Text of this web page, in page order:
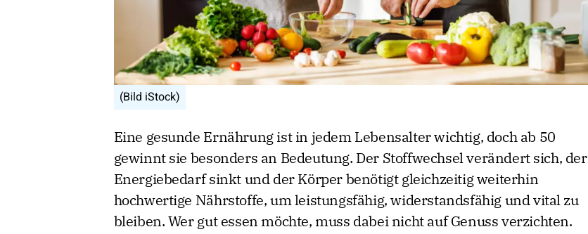
(Bild iStock)
Eine gesunde Ernährung ist in jedem Lebensalter wichtig, doch ab 50
gewinnt sie besonders an Bedeutung. Der Stoffwechsel verändert sich, der
Energiebedarf sinkt und der Körper benötigt gleichzeitig weiterhin
hochwertige Nährstoffe, um leistungsfähig, widerstandsfähig und vital zu
bleiben. Wer gut essen möchte, muss dabei nicht auf Genuss verzichten.